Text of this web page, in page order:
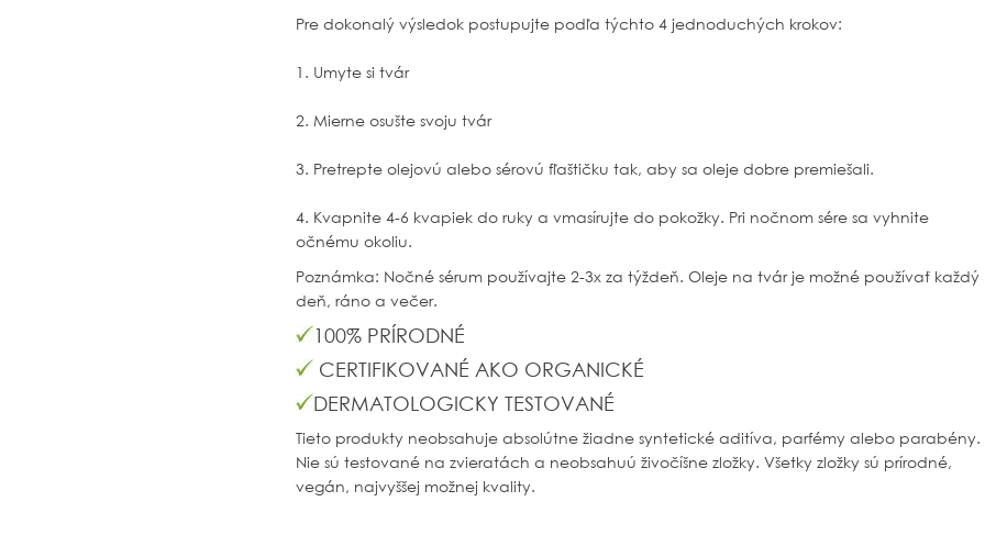
Pre dokonalý výsledok postupujte podľa týchto 4 jednoduchých krokov:
1. Umyte si tvár
2. Mierne osušte svoju tvár
3. Pretrepte olejovú alebo sérovú fľaštičku tak, aby sa oleje dobre premiešali.
4. Kvapnite 4-6 kvapiek do ruky a vmasírujte do pokožky. Pri nočnom sére sa vyhnite
očnému okoliu.
Poznámka: Nočné sérum používajte 2-3x za týždeň. Oleje na tvár je možné používať každý
deň, ráno a večer.
100% PRÍRODNÉ
CERTIFIKOVANÉ AKO ORGANICKÉ
DERMATOLOGICKY TESTOVANÉ
Tieto produkty neobsahuje absolútne žiadne syntetické aditíva, parfémy alebo parabény.
Nie sú testované na zvieratách a neobsahuú živočíšne zložky. Všetky zložky sú prírodné,
vegán, najvyššej možnej kvality.